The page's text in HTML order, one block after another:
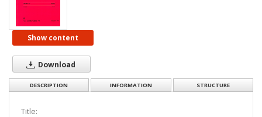
Show content
Download
DESCRIPTION INFORMATION STRUCTURE
Title: